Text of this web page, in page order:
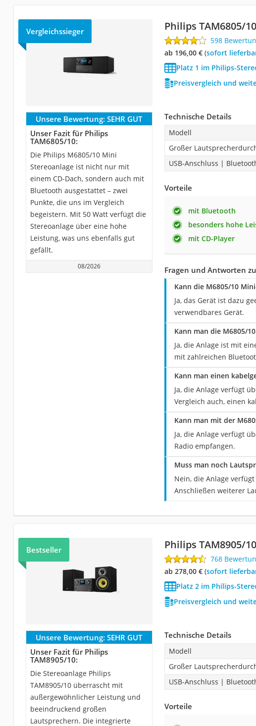
Vergleichssieger Philips TAM6805/10
598
ab 196,00 €( Sofort
Platz 1 im Philips-
Preisvergleich und
Unsere Bewertung: SEHR GUT
Unser Fazit für Philips
TAM6805/10:
Die Philips M6805/10 Mini
Stereoanlage ist nicht nur mit
einem CD-Dach, sondern auch mit
Bluetooth ausgestattet – zwei
Punkte, die uns im Vergleich
begeistern. Mit 50 Watt verfügt die
Stereoanlage über eine hohe
Leistung, was uns ebenfalls gut
gefällt.
08/2026
Technische Details
Modell
Großer
USB-Anschluss |
Vorteile
mit Bluetooth
besonders hohe
mit CD-Player
Fragen und Antworten
Kann die M6805/10
Ja, das Gerät ist dazu
verwendbares Gerät.
Kann man die M6805/
Ja, die Anlage ist mit
mit zahlreichen
Kann man einen
Ja, die Anlage verfügt
Vergleich auch, einen
Kann man mit der
Ja, die Anlage verfügt
Radio empfangen.
Muss man noch
Nein, die Anlage
Anschließen weiterer
Bestseller Philips TAM8905/10
768
ab 278,00 €( Sofort
Platz 2 im Philips-
Preisvergleich und
Unsere Bewertung: SEHR GUT
Unser Fazit für Philips
TAM8905/10:
Die Stereoanlage Philips
TAM8905/10 überrascht mit
außergewöhnlicher Leistung und
beeindruckend großen
Lautsprechern. Die integrierte
Technische Details
Modell
Großer
USB-Anschluss |
Vorteile